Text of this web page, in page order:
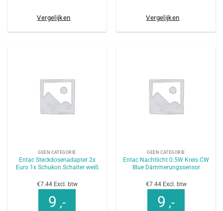
Vergelijken Vergelijken
GEEN CATEGORIE
Entac Steckdosenadapter 2x
Euro 1x Schukon Schalter weiß
€7.44 Excl. btw
9 ,-
GEEN CATEGORIE
Entac Nachtlicht 0.5W Kreis CW
Blue Dämmerungssensor
€7.44 Excl. btw
9 ,-